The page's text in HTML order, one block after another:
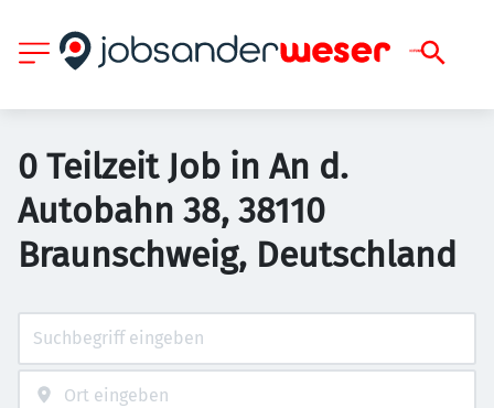
0 Teilzeit Job in An d.
Autobahn 38, 38110
Braunschweig, Deutschland